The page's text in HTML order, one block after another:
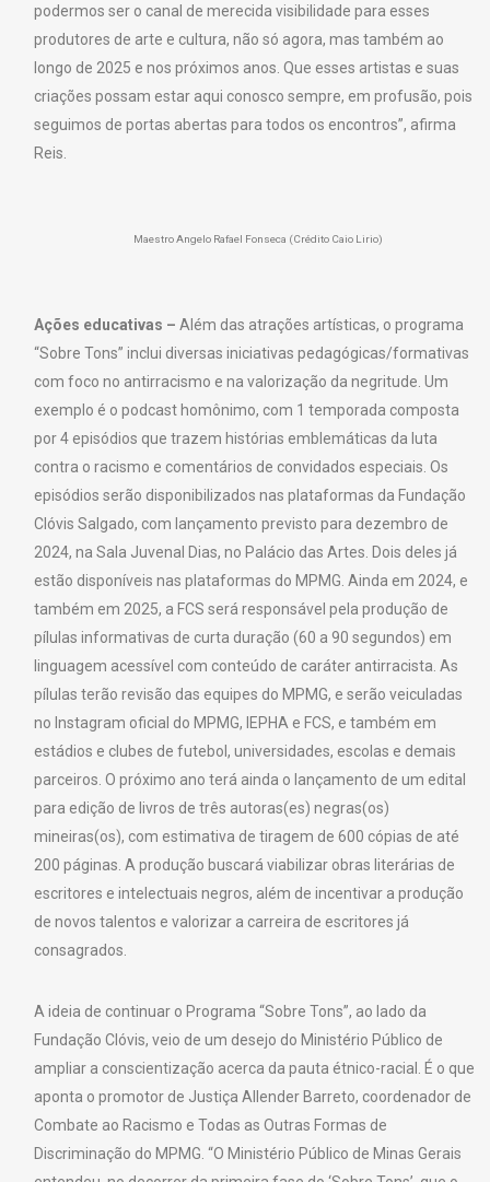
podermos ser o canal de merecida visibilidade para esses
produtores de arte e cultura, não só agora, mas também ao
longo de 2025 e nos próximos anos. Que esses artistas e suas
criações possam estar aqui conosco sempre, em profusão, pois
seguimos de portas abertas para todos os encontros”, afirma
Reis.
Maestro Angelo Rafael Fonseca (Crédito Caio Lirio)
Ações educativas – Além das atrações artísticas, o programa
“Sobre Tons” inclui diversas iniciativas pedagógicas/formativas
com foco no antirracismo e na valorização da negritude. Um
exemplo é o podcast homônimo, com 1 temporada composta
por 4 episódios que trazem histórias emblemáticas da luta
contra o racismo e comentários de convidados especiais. Os
episódios serão disponibilizados nas plataformas da Fundação
Clóvis Salgado, com lançamento previsto para dezembro de
2024, na Sala Juvenal Dias, no Palácio das Artes. Dois deles já
estão disponíveis nas plataformas do MPMG. Ainda em 2024, e
também em 2025, a FCS será responsável pela produção de
pílulas informativas de curta duração (60 a 90 segundos) em
linguagem acessível com conteúdo de caráter antirracista. As
pílulas terão revisão das equipes do MPMG, e serão veiculadas
no Instagram oficial do MPMG, IEPHA e FCS, e também em
estádios e clubes de futebol, universidades, escolas e demais
parceiros. O próximo ano terá ainda o lançamento de um edital
para edição de livros de três autoras(es) negras(os)
mineiras(os), com estimativa de tiragem de 600 cópias de até
200 páginas. A produção buscará viabilizar obras literárias de
escritores e intelectuais negros, além de incentivar a produção
de novos talentos e valorizar a carreira de escritores já
consagrados.
A ideia de continuar o Programa “Sobre Tons”, ao lado da
Fundação Clóvis, veio de um desejo do Ministério Público de
ampliar a conscientização acerca da pauta étnico-racial. É o que
aponta o promotor de Justiça Allender Barreto, coordenador de
Combate ao Racismo e Todas as Outras Formas de
Discriminação do MPMG. “O Ministério Público de Minas Gerais